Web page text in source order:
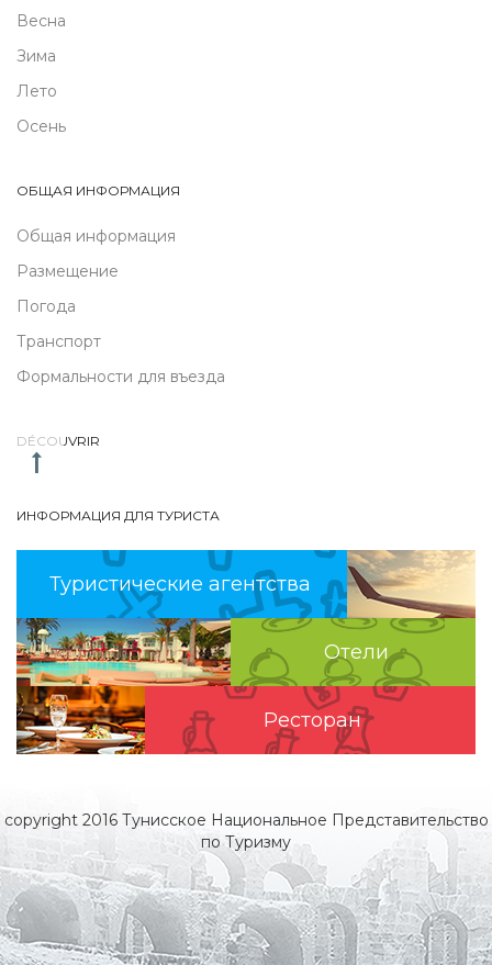
Весна
Зима
Лето
Осень
ОБЩАЯ ИНФОРМАЦИЯ
Общая информация
Размещение
Погода
Транспорт
Формальности для въезда
DÉCOUVRIR
ИНФОРМАЦИЯ ДЛЯ ТУРИСТА
Туристические агентства
Отели
Pесторан
copyright 2016 Тунисское Национальное Представительство
по Туризму